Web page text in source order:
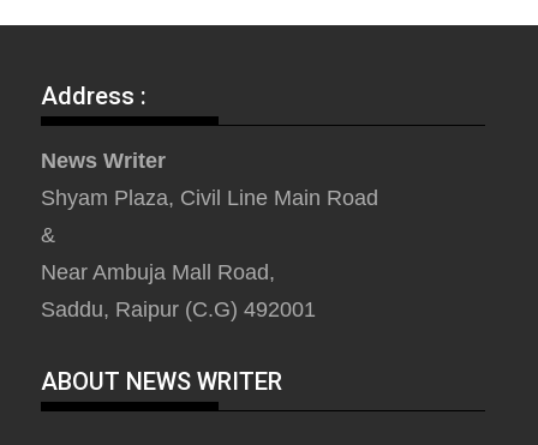
Address :
News Writer
Shyam Plaza, Civil Line Main Road
&
Near Ambuja Mall Road,
Saddu, Raipur (C.G) 492001
ABOUT NEWS WRITER